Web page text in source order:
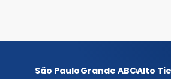
São PauloGrande ABCAlto